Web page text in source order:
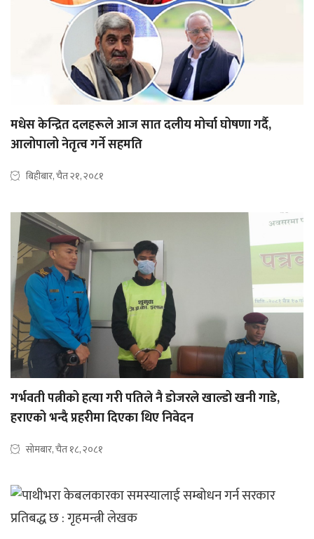
मधेस केन्द्रित दलहरूले आज सात दलीय मोर्चा घोषणा गर्दै,
आलोपालो नेतृत्व गर्ने सहमति
बिहीबार, चैत २१, २०८१
गर्भवती पत्नीको हत्या गरी पतिले नै डोजरले खाल्डो खनी गाडे,
हराएको भन्दै प्रहरीमा दिएका थिए निवेदन
सोमबार, चैत १८, २०८१